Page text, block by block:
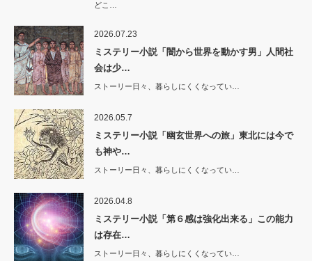
どこ…
2026.07.23
ミステリー小説「闇から世界を動かす男」人間社
会は少…
ストーリー日々、暮らしにくくなってい…
2026.05.7
ミステリー小説「幽玄世界への旅」東北には今で
も神や…
ストーリー日々、暮らしにくくなってい…
2026.04.8
ミステリー小説「第６感は強化出来る」この能力
は存在…
ストーリー日々、暮らしにくくなってい…